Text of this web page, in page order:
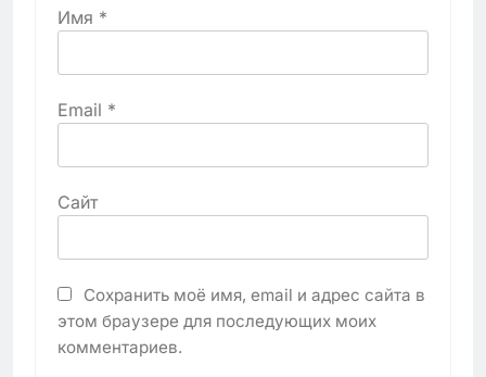
Имя *
Email *
Сайт
Сохранить моё имя, email и адрес сайта в
этом браузере для последующих моих
комментариев.